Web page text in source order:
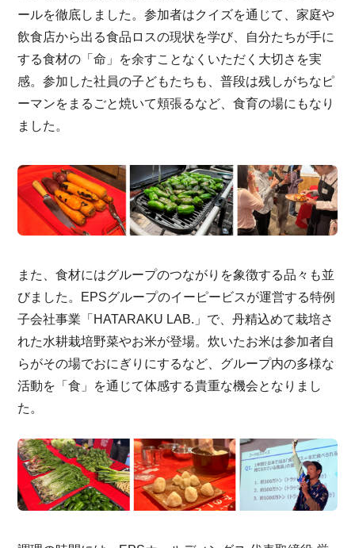
ールを徹底しました。参加者はクイズを通じて、家庭や
飲食店から出る食品ロスの現状を学び、自分たちが手に
する食材の「命」を余すことなくいただく大切さを実
感。参加した社員の子どもたちも、普段は残しがちなピ
ーマンをまるごと焼いて頬張るなど、食育の場にもなり
ました。
また、食材にはグループのつながりを象徴する品々も並
びました。EPSグループのイーピービスが運営する特例
子会社事業「HATARAKU LAB.」で、丹精込めて栽培さ
れた水耕栽培野菜やお米が登場。炊いたお米は参加者自
らがその場でおにぎりにするなど、グループ内の多様な
活動を「食」を通じて体感する貴重な機会となりまし
た。